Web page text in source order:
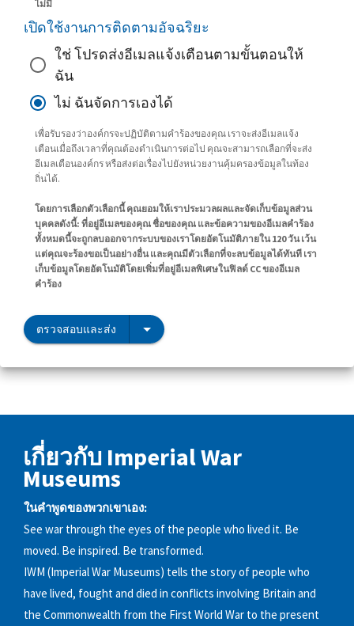
ไม่มี
เปิดใช้งานการติดตามอัจฉริยะ
ใช่ โปรดส่งอีเมลแจ้งเตือนตามขั้นตอนให้
ฉัน
ไม่ ฉันจัดการเองได้
เพื่อรับรองว่าองค์กรจะปฏิบัติตามคำร้องของคุณ เราจะส่งอีเมลแจ้ง
เตือนเมื่อถึงเวลาที่คุณต้องดำเนินการต่อไป คุณจะสามารถเลือกที่จะส่ง
อีเมลเตือนองค์กร หรือส่งต่อเรื่องไปยังหน่วยงานคุ้มครองข้อมูลในท้อง
ถิ่นได้.
โดยการเลือกตัวเลือกนี้ คุณยอมให้เราประมวลผลและจัดเก็บข้อมูลส่วน
บุคคลดังนี้: ที่อยู่อีเมลของคุณ ชื่อของคุณ และข้อความของอีเมลคำร้อง
ทั้งหมดนี้จะถูกลบออกจากระบบของเราโดยอัตโนมัติภายใน 120 วัน เว้น
แต่คุณจะร้องขอเป็นอย่างอื่น และคุณมีตัวเลือกที่จะลบข้อมูลได้ทันที เรา
เก็บข้อมูลโดยอัตโนมัติโดยเพิ่มที่อยู่อีเมลพิเศษในฟิลด์ CC ของอีเมล
คำร้อง
ตรวจสอบและส่ง
เกี่ยวกับ Imperial War
Museums
ในคำพูดของพวกเขาเอง:
See war through the eyes of the people who lived it. Be
moved. Be inspired. Be transformed.
IWM (Imperial War Museums) tells the story of people who
have lived, fought and died in conflicts involving Britain and
the Commonwealth from the First World War to the present